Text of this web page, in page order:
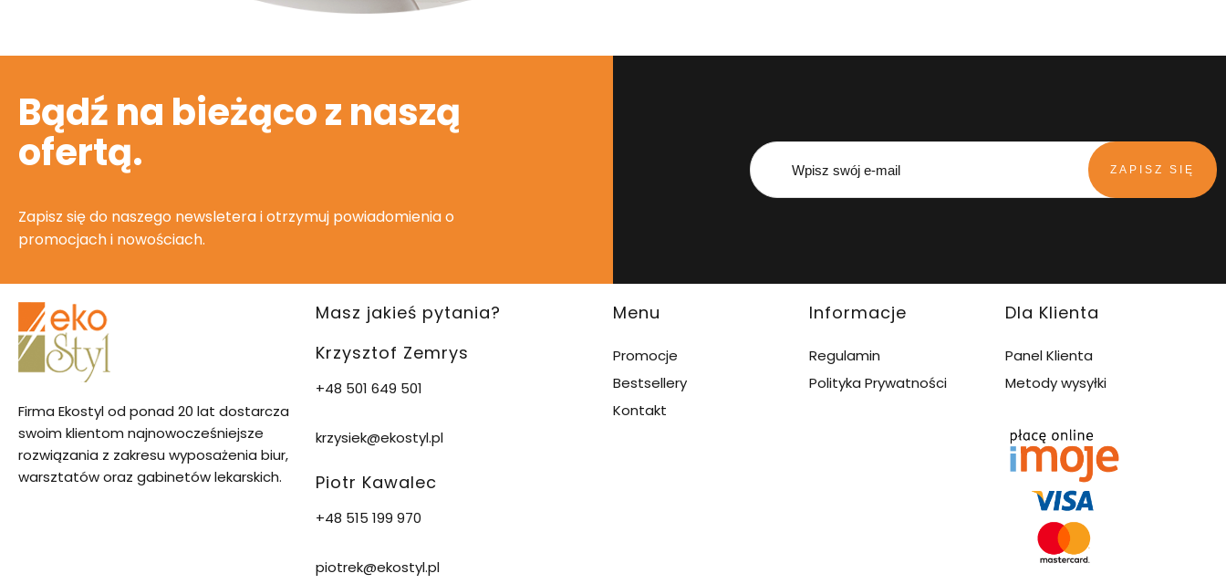
Bądź na bieżąco z naszą
ofertą.
Zapisz się do naszego newsletera i otrzymuj powiadomienia o
promocjach i nowościach.
ZAPISZ SIĘ
Firma Ekostyl od ponad 20 lat dostarcza
swoim klientom najnowocześniejsze
rozwiązania z zakresu wyposażenia biur,
warsztatów oraz gabinetów lekarskich.
Masz jakieś pytania?
Krzysztof Zemrys
+48 501 649 501
krzysiek@ekostyl.pl
Piotr Kawalec
+48 515 199 970
piotrek@ekostyl.pl
Menu
Promocje
Bestsellery
Kontakt
Informacje
Regulamin
Polityka Prywatności
Dla Klienta
Panel Klienta
Metody wysyłki